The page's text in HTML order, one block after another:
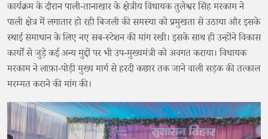
​कार्यक्रम के दौरान पाली-तानाखार के क्षेत्रीय विधायक तुलेश्वर सिंह मरकाम ने
पाली क्षेत्र में लगातार हो रही बिजली की समस्या को प्रमुखता से उठाया और इसके
स्थाई समाधान के लिए नए सब-स्टेशन की मांग रखी। इसके साथ ही उन्होंने विकास
कार्यों से जुड़े कई अन्य मुद्दों पर भी उप-मुख्यमंत्री को अवगत कराया। विधायक
मरकाम ने लाफ़ा-पोड़ी मुख्य मार्ग से हरदी कछार तक जाने वाली सड़क की तत्काल
मरम्मत कराने की मांग की।